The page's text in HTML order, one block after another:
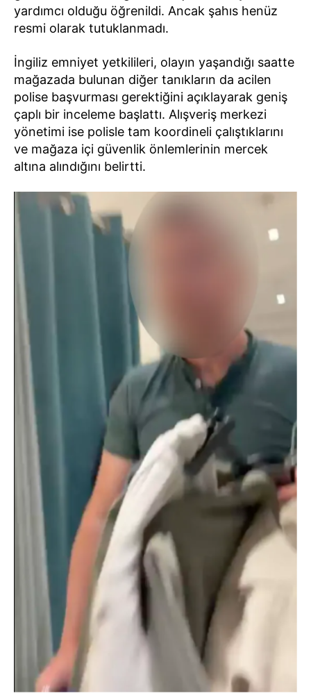
yardımcı olduğu öğrenildi. Ancak şahıs henüz
resmi olarak tutuklanmadı.
İngiliz emniyet yetkilileri, olayın yaşandığı saatte
mağazada bulunan diğer tanıkların da acilen
polise başvurması gerektiğini açıklayarak geniş
çaplı bir inceleme başlattı. Alışveriş merkezi
yönetimi ise polisle tam koordineli çalıştıklarını
ve mağaza içi güvenlik önlemlerinin mercek
altına alındığını belirtti.